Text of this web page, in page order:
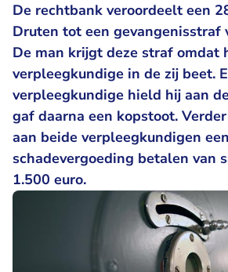
De rechtbank veroordeelt een
Druten tot een gevangenisstraf
De man krijgt deze straf omdat
verpleegkundige in de zij beet.
verpleegkundige hield hij aan
gaf daarna een kopstoot.
aan beide verpleegkundigen een
schadevergoeding betalen van
1.500 euro.